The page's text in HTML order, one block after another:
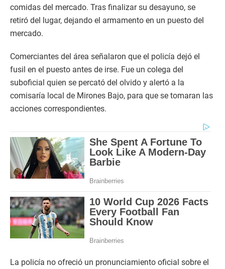
comidas del mercado. Tras finalizar su desayuno, se
retiró del lugar, dejando el armamento en un puesto del
mercado.
Comerciantes del área señalaron que el policía dejó el
fusil en el puesto antes de irse. Fue un colega del
suboficial quien se percató del olvido y alertó a la
comisaría local de Mirones Bajo, para que se tomaran las
acciones correspondientes.
La policía no ofreció un pronunciamiento oficial sobre el